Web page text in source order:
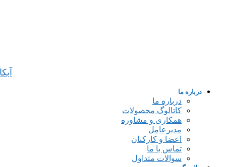
درباره ما
درباره ما
کاتالوگ محصولات
همکاری و مشاوره
مدیرعامل
اعضا و کارکنان
تماس با ما
سوالات متداول